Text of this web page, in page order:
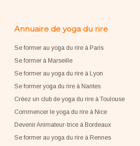
Annuaire de yoga du rire
Se former au yoga du rire à Paris
Se former à Marseille
Se former au yoga du rire à Lyon
Se former yoga du rire à Nantes
Créez un club de yoga du rire à Toulouse
Commencer le yoga du rire à Nice
Devenir Animateur-trice à Bordeaux
Se former au yoga du rire à Rennes